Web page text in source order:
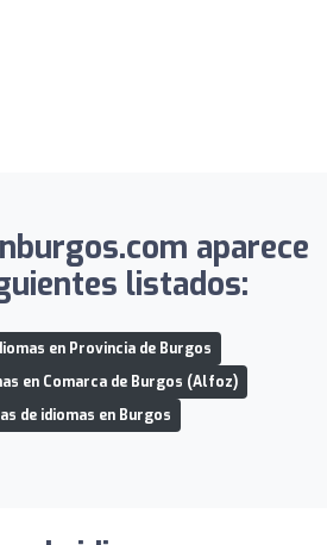
aparece
listados:
en Provincia de Burgos
en Comarca de Burgos (Alfoz)
de idiomas en Burgos